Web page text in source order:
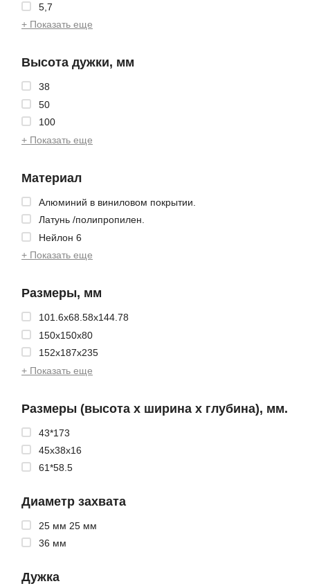
5,7
+ Показать еще
Высота дужки, мм
38
50
100
+ Показать еще
Материал
Алюминий в виниловом покрытии.
Латунь /полипропилен.
Нейлон 6
+ Показать еще
Размеры, мм
101.6x68.58x144.78
150x150x80
152x187x235
+ Показать еще
Размеры (высота x ширина x глубина), мм.
43*173
45x38x16
61*58.5
Диаметр захвата
25 мм 25 мм
36 мм
Дужка